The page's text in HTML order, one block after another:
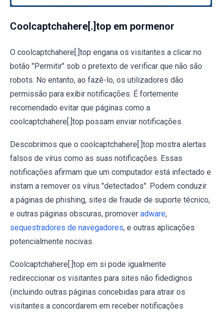
Coolcaptchahere[.]top em pormenor
O coolcaptchahere[.]top engana os visitantes a clicar no
botão "Permitir" sob o pretexto de verificar que não são
robots. No entanto, ao fazê-lo, os utilizadores dão
permissão para exibir notificações. É fortemente
recomendado evitar que páginas como a
coolcaptchahere[.]top possam enviar notificações.
Descobrimos que o coolcaptchahere[.]top mostra alertas
falsos de vírus como as suas notificações. Essas
notificações afirmam que um computador está infectado e
instam a remover os vírus "detectados". Podem conduzir
a páginas de phishing, sites de fraude de suporte técnico,
e outras páginas obscuras, promover adware,
sequestradores de navegadores, e outras aplicações
potencialmente nocivas.
Coolcaptchahere[.]top em si pode igualmente
redireccionar os visitantes para sites não fidedignos
(incluindo outras páginas concebidas para atrair os
visitantes a concordarem em receber notificações